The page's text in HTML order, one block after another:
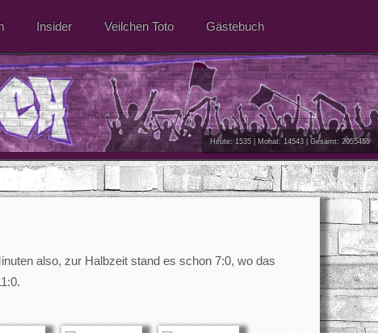
Insider Veilchen Toto Gästebuch
Heute: 1535 | Monat: 14543 | Gesamt: 2055455
also, zur Halbzeit stand es schon 7:0, wo das